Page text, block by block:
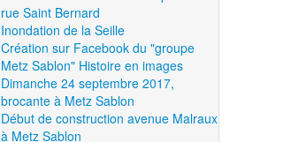
rue Saint Bernard
Inondation de la Seille
Création sur Facebook du "groupe
Metz Sablon" Histoire en images
Dimanche 24 septembre 2017,
brocante à Metz Sablon
Début de construction avenue Malraux
à Metz Sablon